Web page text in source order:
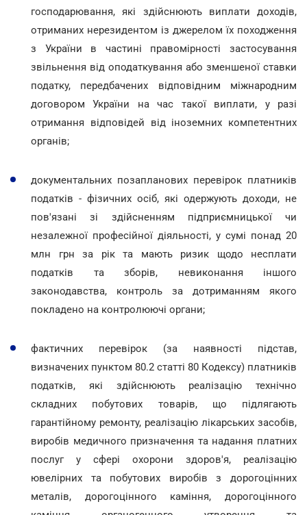
господарювання, які здійснюють виплати доходів,
отриманих нерезидентом із джерелом їх походження
з України в частині правомірності застосування
звільнення від оподаткування або зменшеної ставки
податку, передбачених відповідним міжнародним
договором України на час такої виплати, у разі
отримання відповідей від іноземних компетентних
органів;
документальних позапланових перевірок платників
податків - фізичних осіб, які одержують доходи, не
пов'язані зі здійсненням підприємницької чи
незалежної професійної діяльності, у сумі понад 20
млн грн за рік та мають ризик щодо несплати
податків та зборів, невиконання іншого
законодавства, контроль за дотриманням якого
покладено на контролюючі органи;
фактичних перевірок (за наявності підстав,
визначених пунктом 80.2 статті 80 Кодексу) платників
податків, які здійснюють реалізацію технічно
складних побутових товарів, що підлягають
гарантійному ремонту, реалізацію лікарських засобів,
виробів медичного призначення та надання платних
послуг у сфері охорони здоров'я, реалізацію
ювелірних та побутових виробів з дорогоцінних
металів, дорогоцінного каміння, дорогоцінного